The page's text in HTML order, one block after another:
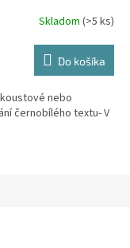
Skladom (>5 ks)
Do košíka
nebo
černobílého textu- V